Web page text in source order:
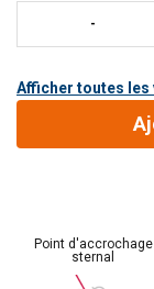
Afficher toutes les
Point d'accrochage
sternal